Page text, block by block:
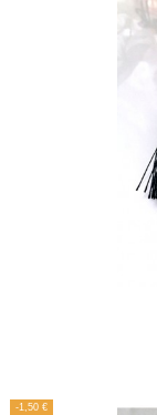
-1,50 €